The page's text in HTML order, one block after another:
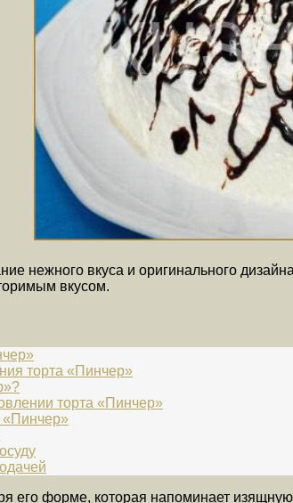
нежного вкуса и оригинального
вкусом.
торта «Пинчер»
торта «Пинчер»
его форме, которая напоминает